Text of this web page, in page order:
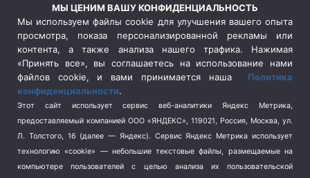
Сельское хозяйство (3)
Социальная политика
(3)
Спецоперация в Украине
Спецоперация на Украине
(404)
Спорт (740)
Терроризм (1)
Транспорт (262)
Туризм (178)
МЫ ЦЕНИМ ВАШУ КОНФИДЕНЦИАЛЬНОСТЬ
Мы используем файлы cookie для улучшения вашего опыта
просмотра, показа персонализированной рекламы или
контента, а также анализа нашего трафика. Нажимая
«Принять все», вы соглашаетесь на использование нами
файлов cookie, и вами принимается наша Политика
конфиденциальности.
Этот сайт использует сервис веб-аналитики Яндекс Метрика,
предоставляемый компанией ООО «ЯНДЕКС», 119021, Россия, Москва, ул.
Л. Толстого, 16 (далее — Яндекс). Сервис Яндекс Метрика использует
технологию «cookie» — небольшие текстовые файлы, размещаемые на
компьютере пользователей с целью анализа их пользовательской